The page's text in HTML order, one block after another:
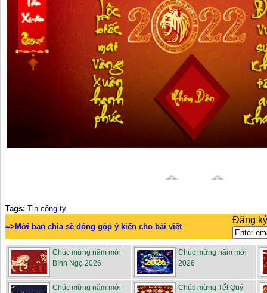
Tags: Tin công ty
=>Mời bạn chia sẽ đóng góp ý kiến cho bài viết
Đăng
Chúc mừng năm mới
Bính Ngọ 2026
Chúc mừng năm mới
2026
Chúc mừng năm mới
Chúc mừng Tết Quý